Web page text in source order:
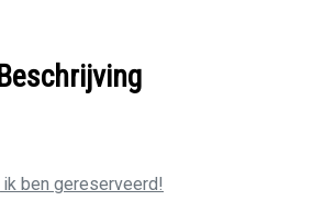
carrosserie
ik ben gereserveerd!